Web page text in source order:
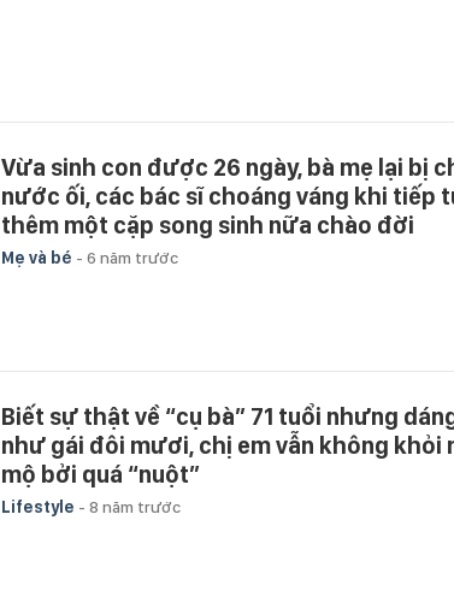
Vừa sinh con được 26 ngày, bà mẹ lại bị
nước ối, các bác sĩ choáng váng khi tiếp
thêm một cặp song sinh nữa chào đời
Mẹ và bé - 6 năm trước
Biết sự thật về “cụ bà” 71 tuổi nhưng
như gái đôi mươi, chị em vẫn không khỏi
mộ bởi quá “nuột”
Lifestyle - 8 năm trước